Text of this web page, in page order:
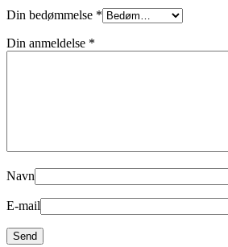
Din bedømmelse *
Din anmeldelse *
Navn
E-mail